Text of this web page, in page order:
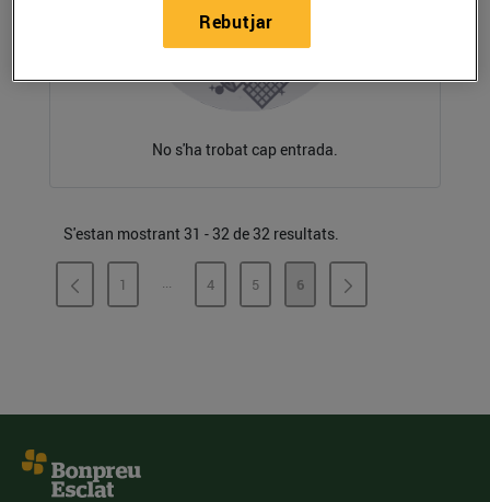
No s'ha trobat cap entrada.
S'estan mostrant 31 - 32 de 32 resultats.
PÀGINA
1 ...PÀGINES INTERMÈDIES
PÀGINA
4 PÀGINA
5 PÀGINA
6
Rebutjar